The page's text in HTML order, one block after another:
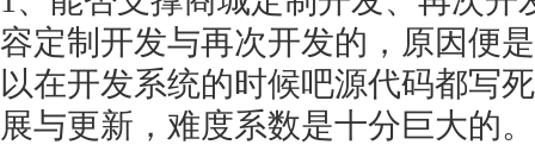
容定制开发与再次开发的，原因便
以在开发系统的时候吧源代码都写
展与更新，难度系数是十分巨大的。